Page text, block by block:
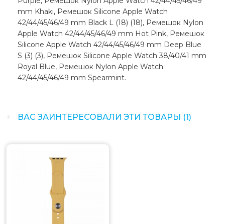
mm Khaki, Ремешок Silicone Apple Watch
42/44/45/46/49 mm Black L (18) (18), Ремешок Nylon
Apple Watch 42/44/45/46/49 mm Hot Pink, Ремешок
Silicone Apple Watch 42/44/45/46/49 mm Deep Blue
S (3) (3), Ремешок Silicone Apple Watch 38/40/41 mm
Royal Blue, Ремешок Nylon Apple Watch
42/44/45/46/49 mm Spearmint.
ВАС ЗАИНТЕРЕСОВАЛИ ЭТИ ТОВАРЫ (1)